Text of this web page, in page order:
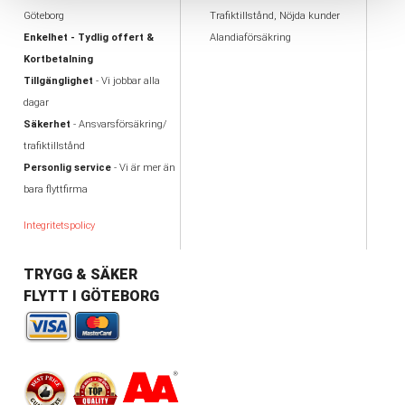
Göteborg
Enkelhet - Tydlig offert &
Kortbetalning
Tillgänglighet - Vi jobbar alla
dagar
Säkerhet - Ansvarsförsäkring/
trafiktillstånd
Personlig service- Vi är mer än
bara flyttfirma
Integritetspolicy
Trafiktillstånd, Nöjda kunder
Alandiaförsäkring
TRYGG & SÄKER
FLYTT I GÖTEBORG